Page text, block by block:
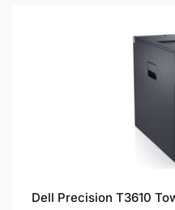
Dell Precision T3610